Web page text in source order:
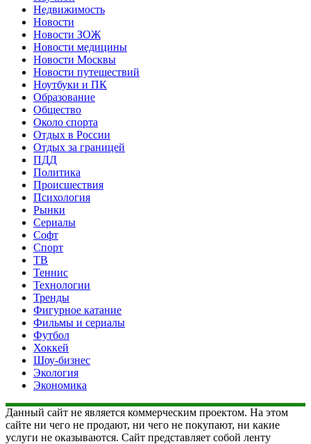
Недвижимость
Новости
Новости ЗОЖ
Новости медицины
Новости Москвы
Новости путешествий
Ноутбуки и ПК
Образование
Общество
Около спорта
Отдых в России
Отдых за границей
ПДД
Политика
Происшествия
Психология
Рынки
Сериалы
Софт
Спорт
ТВ
Теннис
Технологии
Тренды
Фигурное катание
Фильмы и сериалы
Футбол
Хоккей
Шоу-бизнес
Экология
Экономика
Данный сайт не является коммерческим проектом. На этом
сайте ни чего не продают, ни чего не покупают, ни какие
услуги не оказываются. Сайт представляет собой ленту